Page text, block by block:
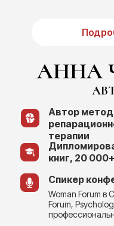
АННА
Woman Forum в
Forum,
Автор
терапии
Спикер
книг, 20